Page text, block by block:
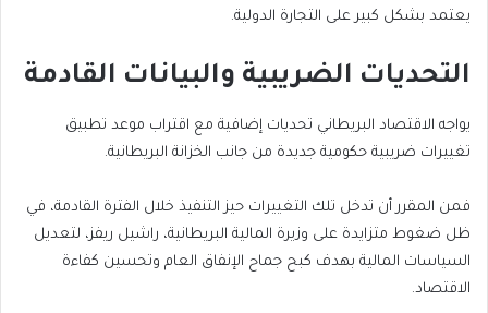
يعتمد بشكل كبير على التجارة الدولية.
التحديات الضريبية والبيانات القادمة
يواجه الاقتصاد البريطاني تحديات إضافية مع اقتراب موعد تطبيق
تغييرات ضريبية حكومية جديدة من جانب الخزانة البريطانية.
فمن المقرر أن تدخل تلك التغييرات حيز التنفيذ خلال الفترة القادمة، في
ظل ضغوط متزايدة على وزيرة المالية البريطانية، راشيل ريفز، لتعديل
السياسات المالية بهدف كبح جماح الإنفاق العام وتحسين كفاءة
الاقتصاد.